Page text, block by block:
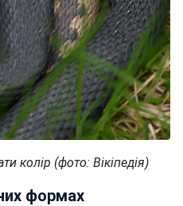
колір (фото: Вікіпедія)
формах